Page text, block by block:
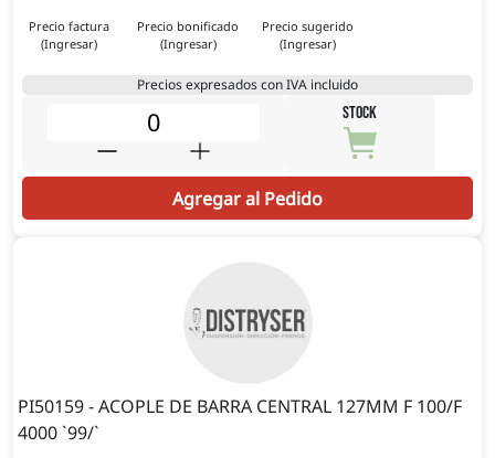
Precio factura
(Ingresar)
Precio bonificado
(Ingresar)
Precio sugerido
(Ingresar)
Precios expresados con IVA incluido
STOCK
Agregar al Pedido
PI50159 - ACOPLE DE BARRA CENTRAL 127MM F 100/F
4000 `99/`